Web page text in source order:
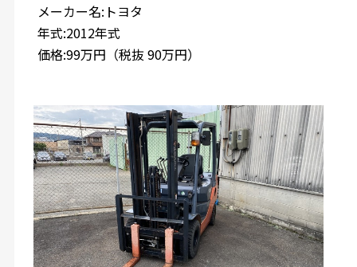
メーカー名:トヨタ
年式:2012年式
価格:99万円（税抜 90万円）